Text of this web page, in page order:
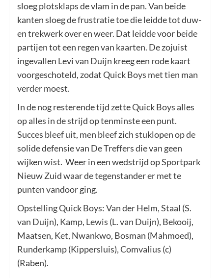
sloeg plotsklaps de vlam in de pan. Van beide
kanten sloeg de frustratie toe die leidde tot duw-
en trekwerk over en weer. Dat leidde voor beide
partijen tot een regen van kaarten. De zojuist
ingevallen Levi van Duijn kreeg een rode kaart
voorgeschoteld, zodat Quick Boys met tien man
verder moest.
In de nog resterende tijd zette Quick Boys alles
op alles in de strijd op tenminste een punt.
Succes bleef uit, men bleef zich stuklopen op de
solide defensie van De Treffers die van geen
wijken wist. Weer in een wedstrijd op Sportpark
Nieuw Zuid waar de tegenstander er met te
punten vandoor ging.
Opstelling Quick Boys: Van der Helm, Staal (S.
van Duijn), Kamp, Lewis (L. van Duijn), Bekooij,
Maatsen, Ket, Nwankwo, Bosman (Mahmoed),
Runderkamp (Kippersluis), Comvalius (c)
(Raben).